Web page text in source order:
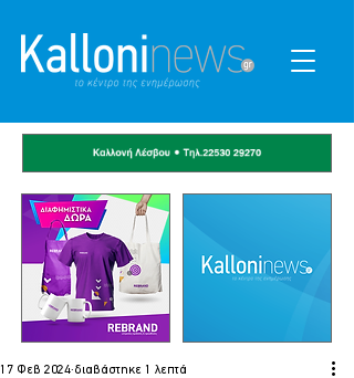
17 Φεβ 2024 διαβάστηκε 1 λεπτά